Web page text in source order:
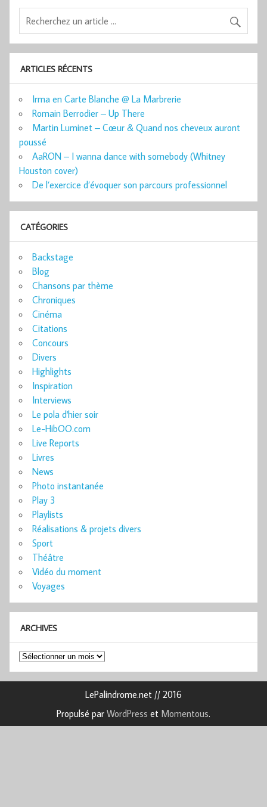
ARTICLES RÉCENTS
Irma en Carte Blanche @ La Marbrerie
Romain Berrodier – Up There
Martin Luminet – Cœur & Quand nos cheveux auront
poussé
AaRON – I wanna dance with somebody (Whitney
Houston cover)
De l’exercice d’évoquer son parcours professionnel
CATÉGORIES
Backstage
Blog
Chansons par thème
Chroniques
Cinéma
Citations
Concours
Divers
Highlights
Inspiration
Interviews
Le pola d'hier soir
Le-HibOO.com
Live Reports
Livres
News
Photo instantanée
Play 3
Playlists
Réalisations & projets divers
Sport
Théâtre
Vidéo du moment
Voyages
ARCHIVES
Archives
LePalindrome.net // 2016
Propulsé par WordPress et Momentous.